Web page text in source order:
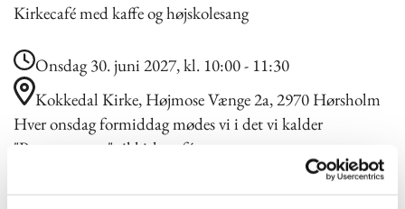
Kirkecafé med kaffe og højskolesang
Onsdag 30. juni 2027, kl. 10:00 - 11:30
Kokkedal Kirke, Højmose Vænge 2a, 2970 Hørsholm
Hver onsdag formiddag mødes vi i det vi kalder
"Pusterummet" til kirkecafé.
Kirkecaféen er åben for alle hver onsdag kl. 10.00. Vi
mødes og taler sammen på uforpligtende vis over en kop